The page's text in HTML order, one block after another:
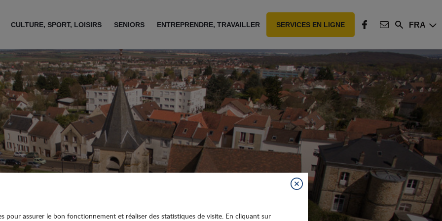
Fermer
pour assurer le bon fonctionnement et réaliser des statistiques de visite. En cliquant sur
CULTURE, SPORT, LOISIRS SENIORS ENTREPRENDRE, TRAVAILLER SERVICES EN LIGNE
FACEBOOK
CONTACT
Rechercher
FRA